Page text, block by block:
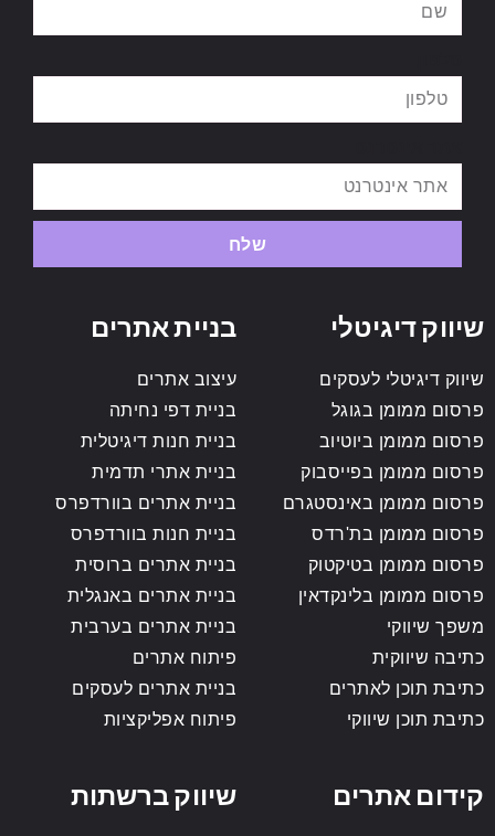
שלח
שיווק דיגיטלי
שיווק דיגיטלי לעסקים
פרסום ממומן בגוגל
פרסום ממומן ביוטיוב
פרסום ממומן בפייסבוק
פרסום ממומן באינסטגרם
פרסום ממומן בת'רדס
פרסום ממומן בטיקטוק
פרסום ממומן בלינקדאין
משפך שיווקי
כתיבה שיווקית
כתיבת תוכן לאתרים
כתיבת תוכן שיווקי
בניית אתרים
עיצוב אתרים
בניית דפי נחיתה
בניית חנות דיגיטלית
בניית אתרי תדמית
בניית אתרים בוורדפרס
בניית חנות בוורדפרס
בניית אתרים ברוסית
בניית אתרים באנגלית
בניית אתרים בערבית
פיתוח אתרים
בניית אתרים לעסקים
פיתוח אפליקציות
קידום אתרים שיווק ברשתות